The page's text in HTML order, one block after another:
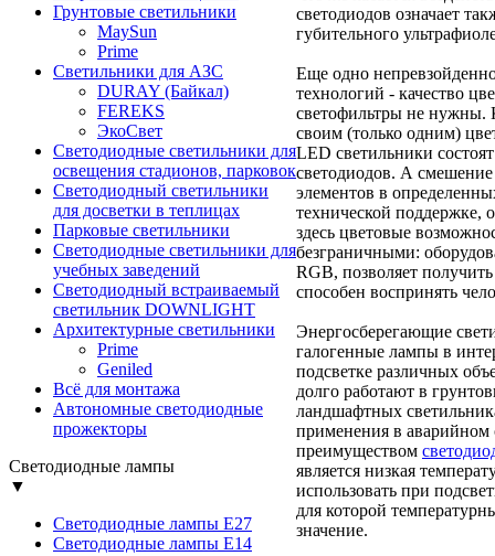
Грунтовые светильники
MaySun
Prime
Светильники для АЗС
DURAY (Байкал)
FEREKS
ЭкоСвет
Светодиодные светильники для
освещения стадионов, парковок
Светодиодный светильники
для досветки в теплицах
Парковые светильники
Светодиодные светильники для
учебных заведений
Светодиодный встраиваемый
светильник DOWNLIGHT
Архитектурные светильники
Prime
Geniled
Всё для монтажа
Автономные светодиодные
прожекторы
Светодиодные лампы
▼
Светодиодные лампы Е27
Светодиодные лампы Е14
светодиодов означает
губительного
Еще одно
технологий - качество
светофильтры не нужны.
своим (только одним)
LED светильники
светодиодов. А
элементов в
технической поддержке,
здесь цветовые
безграничными:
RGB, позволяет
способен воспринять
Энергосберегающие
галогенные лампы в
подсветке различных
долго работают в
ландшафтных
применения в
преимуществом
является низкая
использовать при
для которой
значение.